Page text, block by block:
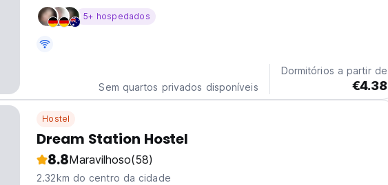
estação rodoviária de Pakse fica a apenas cinco minutos, enquanto o
Aeroporto Internacional de Pakse fica a apenas 3 quilómetros...
5+ hospedados
Sem quartos privados disponíveis
Dormitórios a partir de
€4.38
Hostel
Dream Station Hostel
8.8Maravilhoso(58)
2.32km do centro da cidade